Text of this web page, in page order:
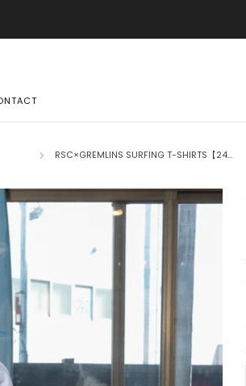
RSC×GREMLINS SURFING T-SHIRTS【24...